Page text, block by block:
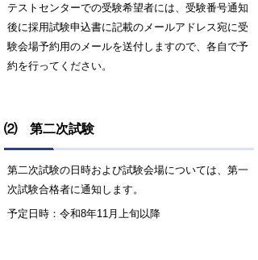
テストセンターでの受験希望者には、受験番号通知
後に採用試験申込書に記載のメールアドレス宛に受
験会場予約用のメールを送付しますので、各自で予
約を行ってください。
⑵ 第二次試験
第二次試験の日時および試験会場については、第一
次試験合格者に通知します。
予定日時：令和8年11月上旬以降